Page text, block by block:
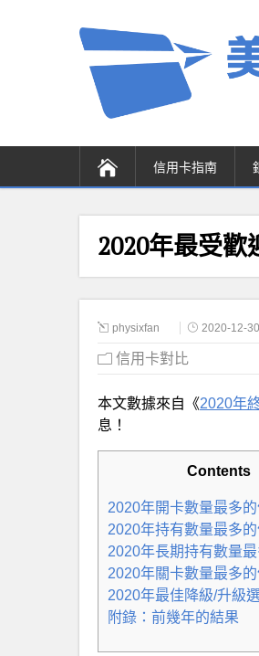
信用卡指南
2020年最受
physixfan 2020-12-30
信用卡對比
本文數據來自《2020年
息！
Contents
2020年開卡數量最多
2020年持有數量最多
2020年長期持有數量
2020年關卡數量最多
2020年最佳降級/升級
附錄：前幾年的結果